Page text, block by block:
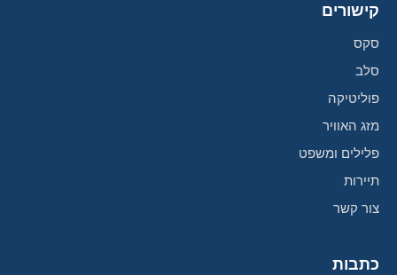
קישורים
סקס
סלב
פוליטיקה
מזג האוויר
פלילים ומשפט
תיירות
צור קשר
כתבות